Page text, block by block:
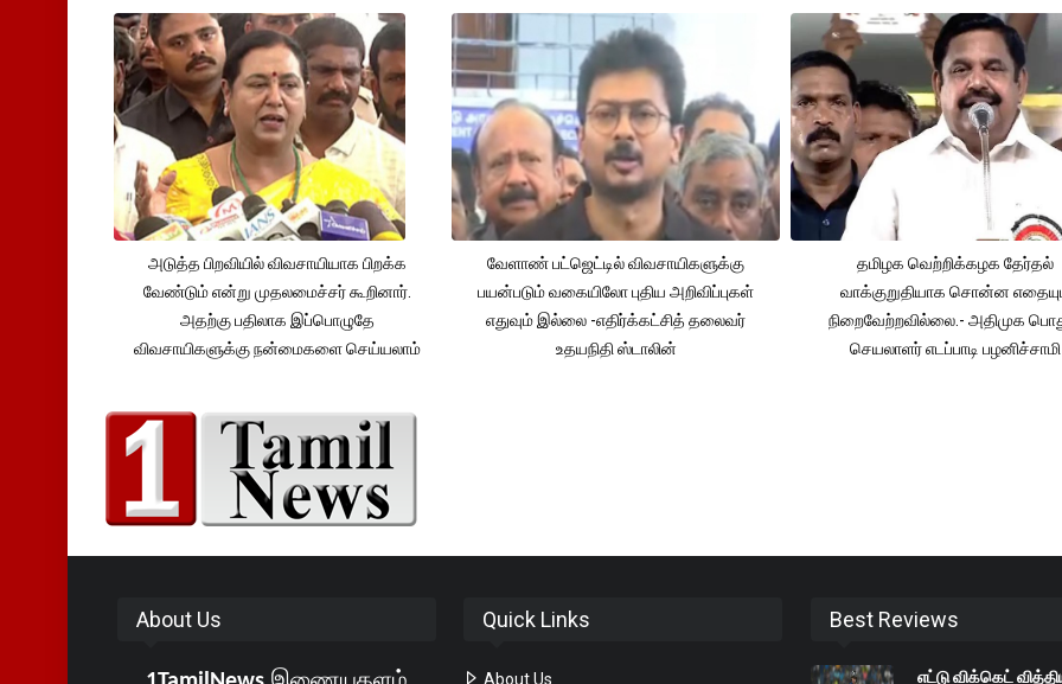
அடுத்த பிறவியில் விவசாயியாக பிறக்க
வேண்டும் என்று முதலமைச்சர் கூறினார்.
அதற்கு பதிலாக இப்பொழுதே
விவசாயிகளுக்கு நன்மைகளை செய்யலாம்
வேளாண் பட்ஜெட்டில் விவசாயிகளுக்கு
பயன்படும் வகையிலோ புதிய அறிவிப்புகள்
எதுவும் இல்லை -எதிர்க்கட்சித் தலைவர்
உதயநிதி ஸ்டாலின்
தமிழக வெற்றிக்கழக தேர்தல்
வாக்குறுதியாக சொன்ன
நிறைவேற்றவில்லை.- அதிமுக
செயலாளர் எடப்பாடி பழனிச்சாமி
About Us Quick Links
About Us
Best Reviews
எட்டு விக்கெட்